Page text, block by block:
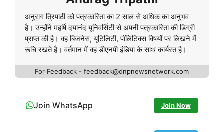
अनुराग त्रिपाठी को पत्रकारिता का 2 साल से अधिक का अनुभव
है। उन्होंने महर्षि दयानंद यूनिवर्सिटी से अपनी पत्रकारिता की डिग्री
प्राप्त की है। वह बिजनेस, यूटिलिटी, पॉलिटिक्स विषयों पर लिखने में
रूचि रखते है। वर्तमान में वह डीएनपी इंडिया के साथ कार्यरत है।
For Feedback - feedback@dnpnewsnetwork.com
Join WhatsApp Join Now